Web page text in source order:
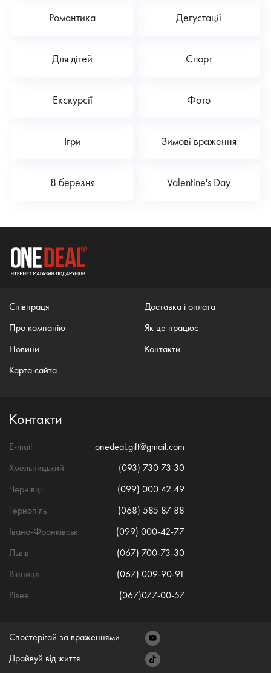
Романтика Дегустації
Для дітей Спорт
Екскурсії Фото
Ігри Зимові враження
8 березня Valentine's Day
Співпраця
Про компанію
Новини
Карта сайта
Доставка і оплата
Як це працює
Контакти
Контакти
E-mail
onedeal.gift@gmail.com
Хмельницький
(093) 730 73 30
Чернівці
(099) 000 42 49
Тернопіль
(068) 585 87 88
Івано-Франківськ
(099) 000-42-77
Львів
(067) 700-73-30
Вінниця
(067) 009-90-91
Рівне
(067)077-00-57
Спостерігай за враженнями
Драйвуй від життя